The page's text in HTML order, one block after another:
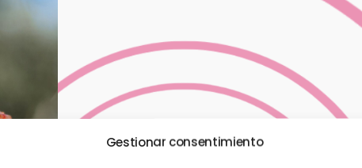
Gestionar consentimiento